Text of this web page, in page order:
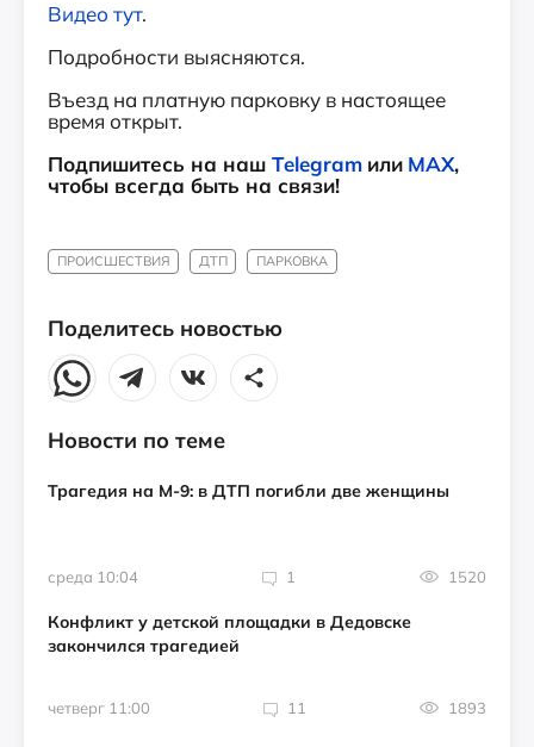
Видео тут.
Подробности выясняются.
Въезд на платную парковку в настоящее
время открыт.
Подпишитесь на наш Telegram или MAX,
чтобы всегда быть на связи!
ПРОИСШЕСТВИЯ ДТП ПАРКОВКА
Поделитесь новостью
Новости по теме
Трагедия на М-9: в ДТП погибли две женщины
среда 10:04 1 1520
Конфликт у детской площадки в Дедовске
закончился трагедией
четверг 11:00 11 1893